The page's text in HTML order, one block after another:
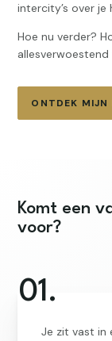
intercity’s over je
Hoe nu verder?
ONTDEK MIJN
Komt een
voor?
01.
Je zit vast in